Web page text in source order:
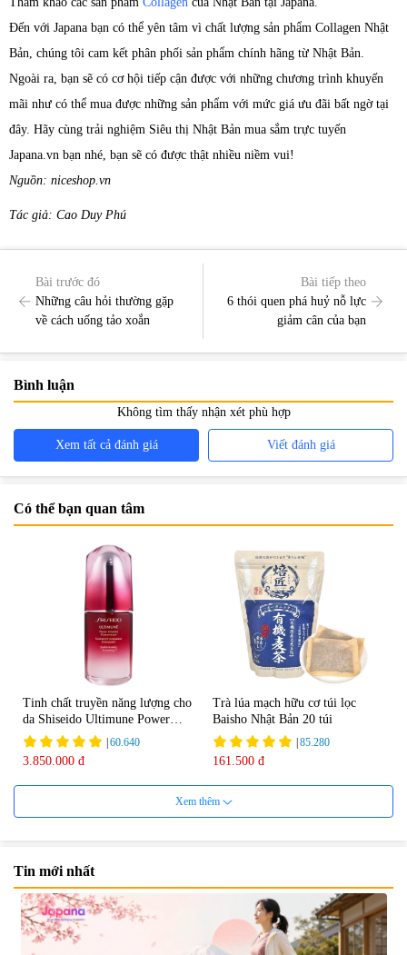
Đến với Japana bạn có thể yên tâm vì chất lượng sản phẩm Collagen Nhật
Bản, chúng tôi cam kết phân phối sản phẩm chính hãng từ Nhật Bản.
Ngoài ra, bạn sẽ có cơ hội tiếp cận được với những chương trình khuyến
mãi như có thể mua được những sản phẩm với mức giá ưu đãi bất ngờ tại
đây. Hãy cùng trải nghiệm Siêu thị Nhật Bản mua sắm trực tuyến
Japana.vn bạn nhé, bạn sẽ có được thật nhiều niềm vui!
Nguồn: niceshop.vn
Tác giả: Cao Duy Phú
Bài trước đó
Những câu hỏi thường gặp
về cách uống tảo xoắn
Bài tiếp theo
6 thói quen phá huỷ nỗ lực
giảm cân của bạn
Bình luận
Không tìm thấy nhận xét phù hợp
Xem tất cả đánh giá Viết đánh giá
Có thể bạn quan tâm
Tinh chất truyền năng lượng cho
da Shiseido Ultimune Power
75ml
|60.640
3.850.000 đ
Trà lúa mạch hữu cơ túi lọc
Baisho Nhật Bản 20 túi
|85.280
161.500 đ
Viên uống bổ não Ribeto Shoji
Viên nang uống cải thiện thị lực,
Xem thêm
Tin mới nhất